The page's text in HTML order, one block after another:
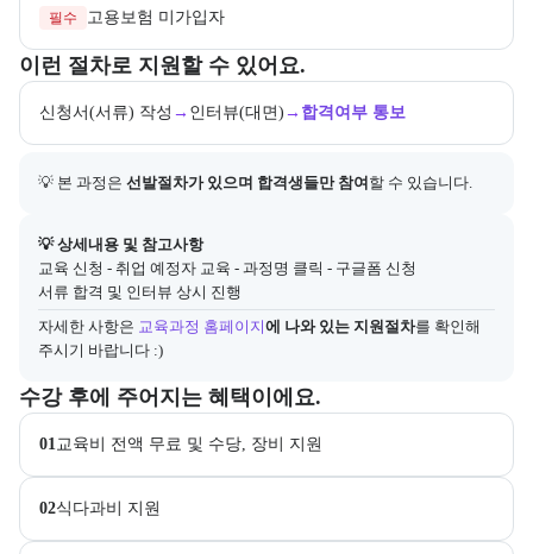
필수 고용보험 미가입자
이런 절차로 지원할 수 있어요.
교육과정 지원 절차와 참여 조건, 상세 참고사항을 안내한다.
신청서(서류) 작성 → 인터뷰(대면) → 합격여부 통보
💡 본 과정은 선발절차가 있으며 합격생들만 참여 할 수 있습니다.
💡 상세내용 및 참고사항
아래에는 지원 절차의 상세 설명 및 참고 링크가 포함된다.
교육 신청 - 취업 예정자 교육 - 과정명 클릭 - 구글폼 신청
서류 합격 및 인터뷰 상시 진행
자세한 사항은 교육과정 홈페이지에 나와 있는 지원절차를 확인해
주시기 바랍니다 :)
수강 후에 주어지는 혜택이에요.
교육과정 수강 시 제공되는 혜택 목록을 안내한다.
01교육비 전액 무료 및 수당, 장비 지원
02식다과비 지원